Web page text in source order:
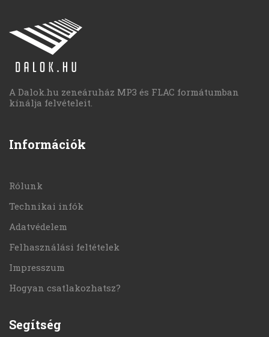
A Dalok.hu zeneáruház MP3 és FLAC formátumban
kínálja felvételeit.
Információk
Rólunk
Technikai infók
Adatvédelem
Felhasználási feltételek
Impresszum
Hogyan csatlakozhatsz?
Segítség